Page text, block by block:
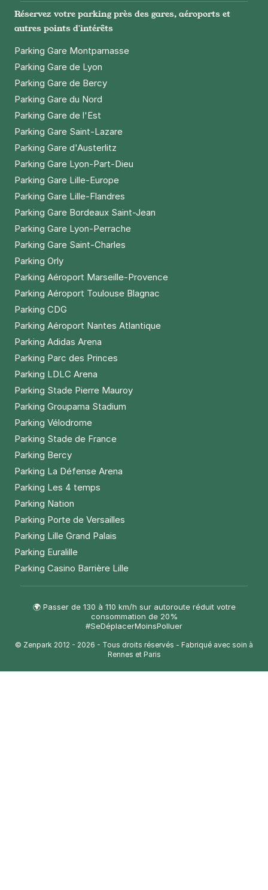
Réservez votre parking près des gares, aéroports et
autres points d'intérêts
Parking Gare Montparnasse
Parking Gare de Lyon
Parking Gare de Bercy
Parking Gare du Nord
Parking Gare de l'Est
Parking Gare Saint-Lazare
Parking Gare d'Austerlitz
Parking Gare Lyon-Part-Dieu
Parking Gare Lille-Europe
Parking Gare Lille-Flandres
Parking Gare Bordeaux Saint-Jean
Parking Gare Lyon-Perrache
Parking Gare Saint-Charles
Parking Orly
Parking Aéroport Marseille-Provence
Parking Aéroport Toulouse Blagnac
Parking CDG
Parking Aéroport Nantes Atlantique
Parking Adidas Arena
Parking Parc des Princes
Parking LDLC Arena
Parking Stade Pierre Mauroy
Parking Groupama Stadium
Parking Vélodrome
Parking Stade de France
Parking Bercy
Parking La Défense Arena
Parking Les 4 temps
Parking Nation
Parking Porte de Versailles
Parking Lille Grand Palais
Parking Euralille
Parking Casino Barrière Lille
🌍 Passer de 130 à 110 km/h sur autoroute réduit votre
consommation de 20%
#SeDéplacerMoinsPolluer
© Zenpark 2012 - 2026 - Tous droits réservés - Fabriqué avec soin à
Rennes et Paris